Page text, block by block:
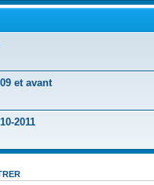
et avant
2011